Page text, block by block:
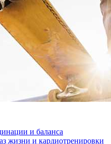
и баланса
жизни и кардиотренировки